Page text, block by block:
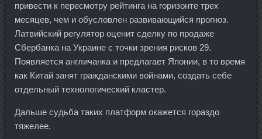
привести к пересмотру рейтинга на горизонте трех
месяцев, чем и обусловлен развивающийся прогноз.
Латвийский регулятор оценит сделку по продаже
Сбербанка на Украине с точки зрения рисков 29.
Появляется англичанка и предлагает Японии, в то время
как Китай занят гражданскими войнами, создать себе
отдельный технологический кластер.
Дальше судьба таких платформ окажется гораздо
тяжелее.